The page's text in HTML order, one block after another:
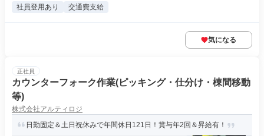
社員登用あり 交通費支給
気になる
正社員
カウンターフォーク作業(ピッキング・仕分け・棟間移動
等)
株式会社アルティロジ
日勤固定＆土日祝休みで年間休日121日！賞与年2回＆昇給有！